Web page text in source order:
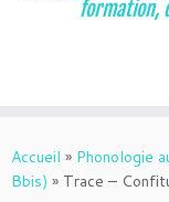
au
contenu
formation,
Accueil » Phonologie
Bbis) » Trace –